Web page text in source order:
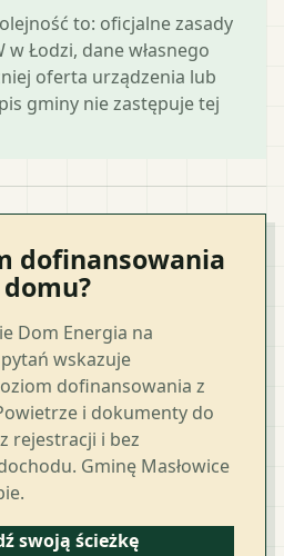
to: oficjalne zasady
w Łodzi, dane własnego
oferta urządzenia lub
gminy nie zastępuje tej
dofinansowania
Dom Energia na
wskazuje
dofinansowania z
i dokumenty do
rejestracji i bez
Gminę Masłowice
swoją ścieżkę